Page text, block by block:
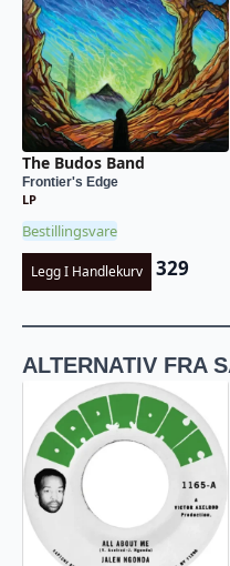
The Budos Band
Frontier's Edge
LP
Bestillingsvare
Legg I Handlekurv 329
ALTERNATIV FRA